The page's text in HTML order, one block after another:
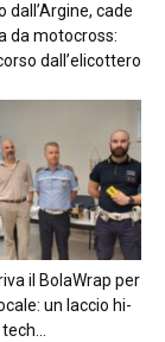
dall’Argine, cade
da motocross:
dall’elicottero
il BolaWrap per
un laccio hi-
tech...